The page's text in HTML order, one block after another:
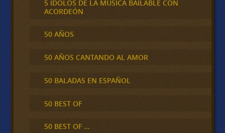
5 IDOLOS DE LA MÚSICA BAILABLE CON
ACORDEÓN
50 AÑOS
50 AÑOS CANTANDO AL AMOR
50 BALADAS EN ESPAÑOL
50 BEST OF
50 BEST OF …